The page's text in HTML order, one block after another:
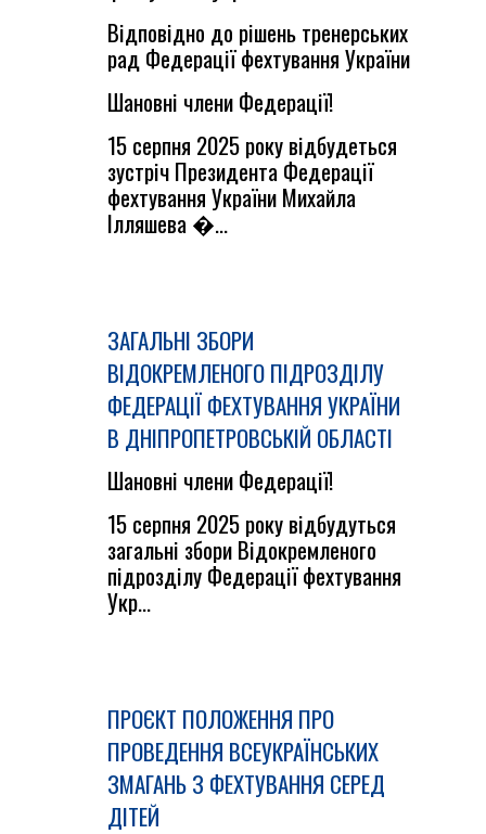
Відповідно до рішень тренерських
рад Федерації фехтування України
Шановні члени Федерації!
15 cерпня 2025 року відбудеться
зустріч Президента Федерації
фехтування України Михайла
Ілляшева �...
ЗАГАЛЬНІ ЗБОРИ
ВІДОКРЕМЛЕНОГО ПІДРОЗДІЛУ
ФЕДЕРАЦІЇ ФЕХТУВАННЯ УКРАЇНИ
В ДНІПРОПЕТРОВСЬКІЙ ОБЛАСТІ
Шановні члени Федерації!
15 cерпня 2025 року відбудуться
загальні збори Відокремленого
підрозділу Федерації фехтування
Укр...
ПРОЄКТ ПОЛОЖЕННЯ ПРО
ПРОВЕДЕННЯ ВСЕУКРАЇНСЬКИХ
ЗМАГАНЬ З ФЕХТУВАННЯ СЕРЕД
ДІТЕЙ